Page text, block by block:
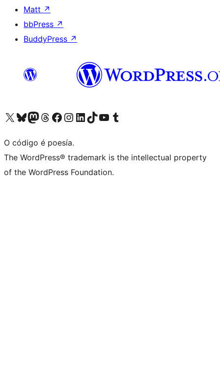
Matt ↗
bbPress ↗
BuddyPress ↗
Visita la cuenta de X (anteriormente Twitter)
Visita a nosa conta de Bluesky
Visita a nosa conta de Mastodon
Visita a nosa conta de Threads
Visita a nosa páxina de Facebook
Visita a nosa conta de Instagram
Visita a nosa conta de LinkedIn
Visita a nosa conta de TikTok
Visita a nosa canle de YouTube
Visita a nosa conta de Tumblr
O código é poesía.
The WordPress® trademark is the intellectual property
of the WordPress Foundation.